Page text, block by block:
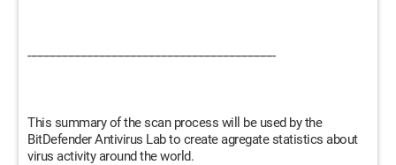
--------------------------------------------------------------------------------
This summary of the scan process will be used by the
BitDefender Antivirus Lab to create agregate statistics about
virus activity around the world.